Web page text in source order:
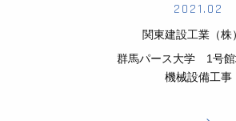
2021.02
関東建設工業（株
群馬パース大学 1号館
機械設備工事